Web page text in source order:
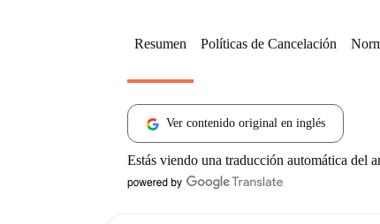
Resumen Políticas de Cancelación
Ver contenido original en inglés
Estás viendo una traducción automática del